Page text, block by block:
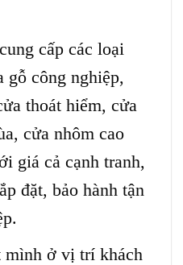
cấp các loại
gỗ công nghiệp,
thoát hiểm, cửa
cửa nhôm cao
giá cả cạnh tranh,
đặt, bảo hành tận
ở vị trí khách